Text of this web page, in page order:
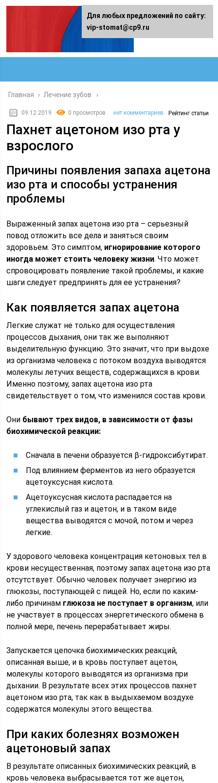
Главная › Лечение зубов
09.12.2019 0 просмотров нет комментариев Рейтинг статьи
Пахнет ацетоном изо рта у
взрослого
Причины появления запаха ацетона
изо рта и способы устранения
проблемы
Выраженный запах ацетона изо рта – серьезный
повод отложить все дела и заняться своим
здоровьем. Это симптом, игнорирование которого
иногда может стоить человеку жизни. Что может
спровоцировать появление такой проблемы, и какие
шаги следует предпринять для ее устранения?
Как появляется запах ацетона
Легкие служат не только для осуществления
процессов дыхания, они так же выполняют
выделительную функцию. Это значит, что при выдохе
из организма человека с потоком воздуха выводятся
молекулы летучих веществ, содержащихся в крови.
Именно поэтому, запах ацетона изо рта
свидетельствует о том, что изменился состав крови.
Они бывают трех видов, в зависимости от фазы
биохимической реакции:
Сначала в печени образуется β-гидроксибутират.
Под влиянием ферментов из него образуется
ацетоуксусная кислота.
Ацетоуксусная кислота распадается на
углекислый газ и ацетон, и в таком виде
вещества выводятся с мочой, потом и через
легкие.
У здорового человека концентрация кетоновых тел в
крови несущественная, поэтому запах ацетона изо рта
отсутствует. Обычно человек получает энергию из
глюкозы, поступающей с пищей. Но, если по каким-
либо причинам глюкоза не поступает в организм, или
не участвует в процессах энергетического обмена в
полной мере, печень перерабатывает жиры.
Запускается цепочка биохимических реакций,
описанная выше, и в кровь поступает ацетон,
молекулы которого выводятся из организма при
дыхании. В результате всех этих процессов пахнет
ацетоном изо рта, так как в выдыхаемом воздухе
содержатся молекулы этого вещества.
При каких болезнях возможен
ацетоновый запах
В результате описанных биохимических реакций, в
кровь человека выбрасывается тот же ацетон,
Для любых предложений по сайту:
vip-stomat@cp9.ru